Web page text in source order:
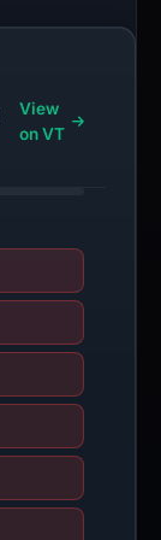
View
on VT